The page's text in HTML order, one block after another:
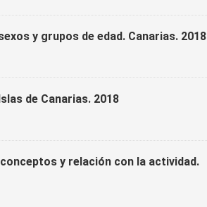
y grupos de edad. Canarias. 2018
de Canarias. 2018
y relación con la actividad.